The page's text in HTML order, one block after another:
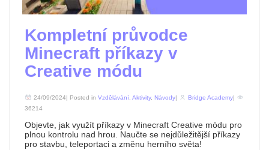
Kompletní průvodce
Minecraft příkazy v
Creative módu
24/09/2024| Posted in Vzdělávání, Aktivity, Návody Bridge Academy
36214
Objevte, jak využít příkazy v Minecraft Creative módu pro
plnou kontrolu nad hrou. Naučte se nejdůležitější příkazy
pro stavbu, teleportaci a změnu herního světa!